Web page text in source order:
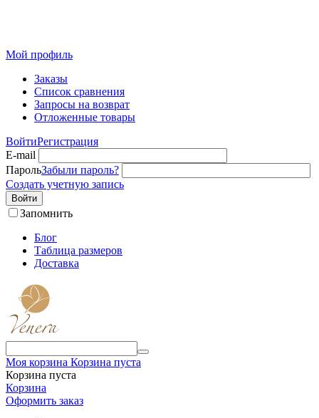
Мой профиль
Заказы
Список сравнения
Запросы на возврат
Отложенные товары
ВойтиРегистрация
E-mail
ПарольЗабыли пароль?
Создать учетную запись
Войти
Запомнить
Блог
Таблица размеров
Доставка
Моя корзина Корзина пуста
Корзина пуста
Корзина
Оформить заказ